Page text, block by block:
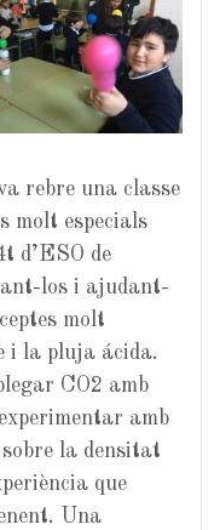
rebre una classe
molt especials
d’ESO de
los i ajudant-
molt
i la pluja ácida.
CO2 amb
amb
la densitat
que
Una